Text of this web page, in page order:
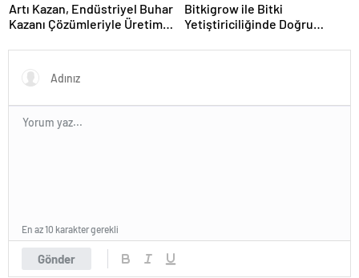
Artı Kazan, Endüstriyel Buhar
Kazanı Çözümleriyle Üretim
Sunuyor
Bitkigrow ile Bitki
Yetiştiriciliğinde Doğru
Gönder
En az 10 karakter gerekli